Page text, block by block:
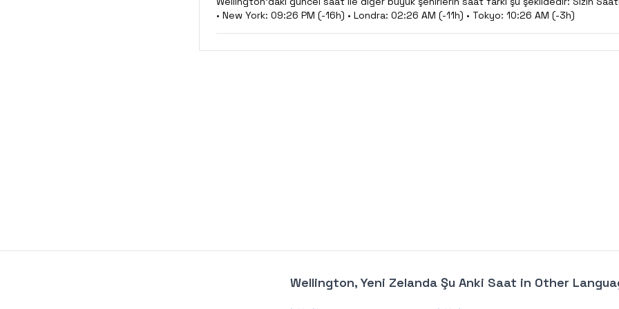
• New York: 09:26 PM (-16h) • Londra: 02:26 AM (-11h) • Tokyo: 10:26 AM (-3h)
Wellington, Yeni Zelanda Şu Anki Saatin Other